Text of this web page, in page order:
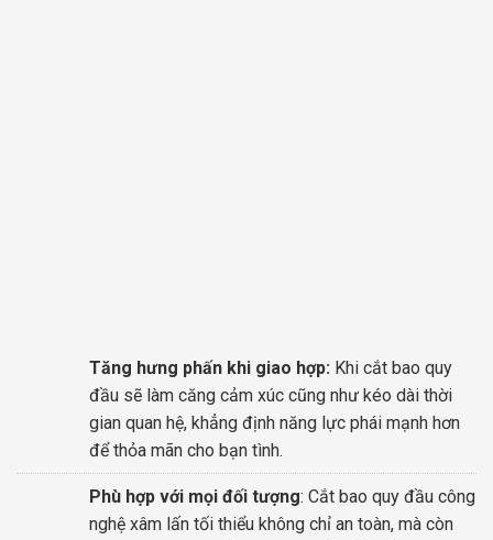
Tăng hưng phấn khi giao hợp: Khi cắt bao quy
đầu sẽ làm căng cảm xúc cũng như kéo dài thời
gian quan hệ, khẳng định năng lực phái mạnh hơn
để thỏa mãn cho bạn tình.
Phù hợp với mọi đối tượng: Cắt bao quy đầu công
nghệ xâm lấn tối thiểu không chỉ an toàn, mà còn